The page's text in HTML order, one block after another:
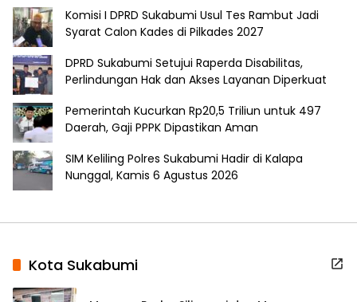
Komisi I DPRD Sukabumi Usul Tes Rambut Jadi
Syarat Calon Kades di Pilkades 2027
DPRD Sukabumi Setujui Raperda Disabilitas,
Perlindungan Hak dan Akses Layanan Diperkuat
Pemerintah Kucurkan Rp20,5 Triliun untuk 497
Daerah, Gaji PPPK Dipastikan Aman
SIM Keliling Polres Sukabumi Hadir di Kalapa
Nunggal, Kamis 6 Agustus 2026
Kota Sukabumi